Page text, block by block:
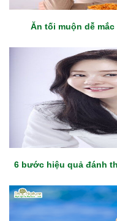
Ăn tối muộn dễ
6 bước hiệu quả đánh